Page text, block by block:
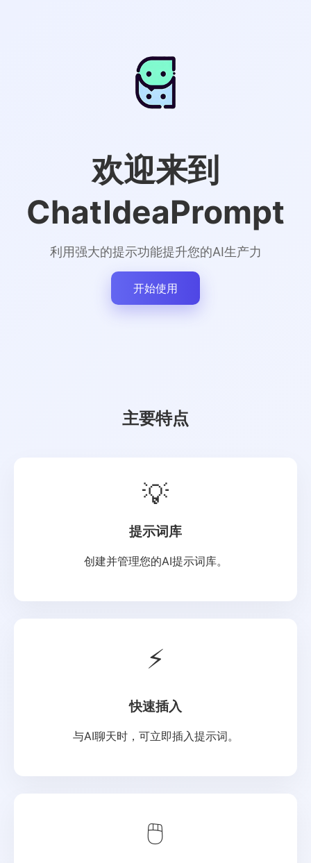
欢迎来到
ChatIdeaPrompt
利用强大的提示功能提升您的AI生产力
开始使用
主要特点
💡
提示词库
创建并管理您的AI提示词库。
⚡
快速插入
与AI聊天时，可立即插入提示词。
🖱